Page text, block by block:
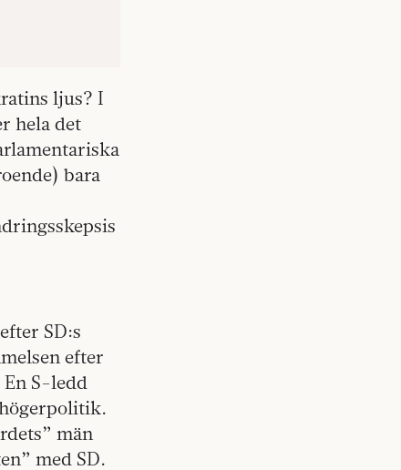
ljus? I
hela det
bara
SD:s
efter
S-ledd
män
med SD.